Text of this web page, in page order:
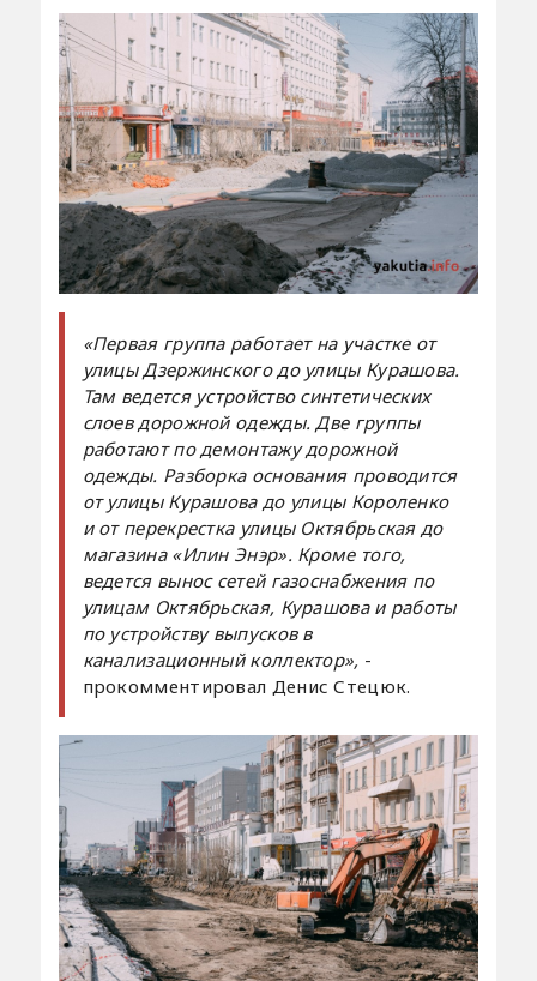
«Первая группа работает на участке от
улицы Дзержинского до улицы Курашова.
Там ведется устройство синтетических
слоев дорожной одежды. Две группы
работают по демонтажу дорожной
одежды. Разборка основания проводится
от улицы Курашова до улицы Короленко
и от перекрестка улицы Октябрьская до
магазина «Илин Энэр». Кроме того,
ведется вынос сетей газоснабжения по
улицам Октябрьская, Курашова и работы
по устройству выпусков в
канализационный коллектор», -
прокомментировал Денис Стецюк.